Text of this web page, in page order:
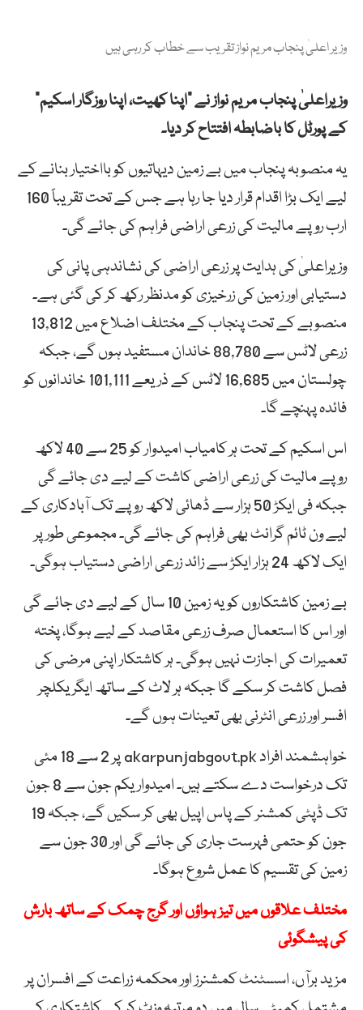
وزیر اعلیٰ پنجاب مریم نواز تقریب سے خطاب کر رہی ہیں
وزیراعلیٰ پنجاب مریم نواز نے ”اپنا کھیت، اپنا روزگار اسکیم“
کے پورٹل کا باضابطہ افتتاح کر دیا۔
یہ منصوبہ پنجاب میں بے زمین دیہاتیوں کو بااختیار بنانے کے
لیے ایک بڑا اقدام قرار دیا جا رہا ہے جس کے تحت تقریباً 160
ارب روپے مالیت کی زرعی اراضی فراہم کی جائے گی۔
وزیراعلیٰ کی ہدایت پر زرعی اراضی کی نشاندہی پانی کی
دستیابی اور زمین کی زرخیزی کو مدنظر رکھ کر کی گئی ہے۔
منصوبے کے تحت پنجاب کے مختلف اضلاع میں 13,812
زرعی لاٹس سے 88,780 خاندان مستفید ہوں گے، جبکہ
چولستان میں 16,685 لاٹس کے ذریعے 101,111 خاندانوں کو
فائدہ پہنچے گا۔
اس اسکیم کے تحت ہر کامیاب امیدوار کو 25 سے 40 لاکھ
روپے مالیت کی زرعی اراضی کاشت کے لیے دی جائے گی
جبکہ فی ایکڑ 50 ہزار سے ڈھائی لاکھ روپے تک آبادکاری کے
لیے ون ٹائم گرانٹ بھی فراہم کی جائے گی۔ مجموعی طور پر
ایک لاکھ 24 ہزار ایکڑ سے زائد زرعی اراضی دستیاب ہوگی۔
بے زمین کاشتکاروں کو یہ زمین 10 سال کے لیے دی جائے گی
اور اس کا استعمال صرف زرعی مقاصد کے لیے ہوگا، پختہ
تعمیرات کی اجازت نہیں ہوگی۔ ہر کاشتکار اپنی مرضی کی
فصل کاشت کر سکے گا جبکہ ہر لاٹ کے ساتھ ایگریکلچر
افسر اور زرعی انٹرنی بھی تعینات ہوں گے۔
خواہشمند افراد akarpunjabgovt.pk پر 2 سے 18 مئی
تک درخواست دے سکتے ہیں۔ امیدوار یکم جون سے 8 جون
تک ڈپٹی کمشنر کے پاس اپیل بھی کر سکیں گے، جبکہ 19
جون کو حتمی فہرست جاری کی جائے گی اور 30 جون سے
زمین کی تقسیم کا عمل شروع ہوگا۔
مختلف علاقوں میں تیز ہواؤں اور گرج چمک کے ساتھ بارش
کی پیشگوئی
مزید برآں، اسسٹنٹ کمشنرز اور محکمہ زراعت کے افسران پر